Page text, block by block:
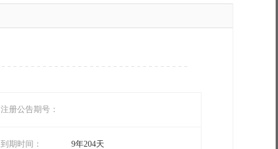
注册公告期号：
到期时间： 9年204天